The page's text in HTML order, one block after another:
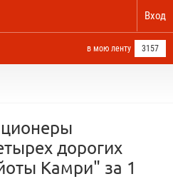
Вход
в мою ленту 3157
дорогих
Камри" за 1